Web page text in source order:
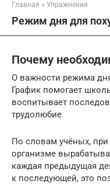
Главная » Упражнения
Режим дня для
Почему
О важности режима
График помогает
воспитывает
трудолюбие
По словам учёных,
организме
каждая предыдущая
к последующей, это